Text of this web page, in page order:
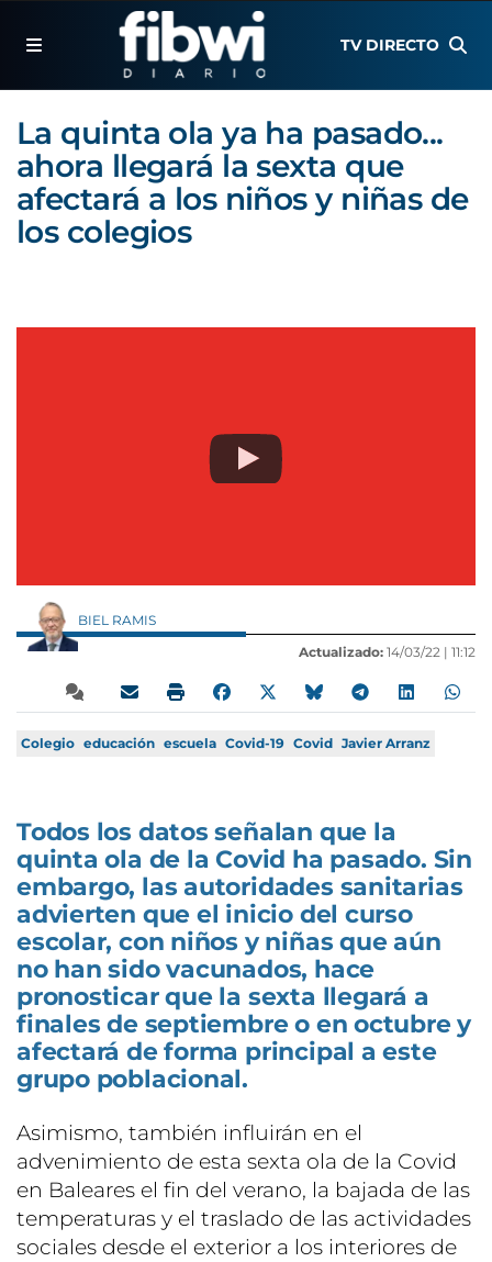
TV DIRECTO
La quinta ola ya ha pasado...
ahora llegará la sexta que
afectará a los niños y niñas de
los colegios
BIEL RAMIS
Actualizado: 14/03/22 | 11:12
Colegio educación escuela Covid-19 Covid Javier Arranz
Todos los datos señalan que la
quinta ola de la Covid ha pasado. Sin
embargo, las autoridades sanitarias
advierten que el inicio del curso
escolar, con niños y niñas que aún
no han sido vacunados, hace
pronosticar que la sexta llegará a
finales de septiembre o en octubre y
afectará de forma principal a este
grupo poblacional.
Asimismo, también influirán en el
advenimiento de esta sexta ola de la Covid
en Baleares el fin del verano, la bajada de las
temperaturas y el traslado de las actividades
sociales desde el exterior a los interiores de